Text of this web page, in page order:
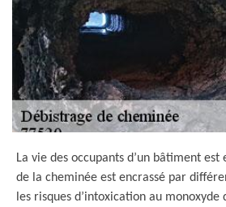
La vie des occupants d’un bâtiment
de la cheminée est encrassé par
les risques d’intoxication au monoxyde